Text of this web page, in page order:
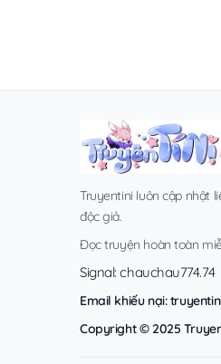
Truyentini luôn cập nhật
độc giả.
Đọc truyện hoàn toàn
Signal: chauchau774.74
Email khiếu nại:
Copyright © 2025